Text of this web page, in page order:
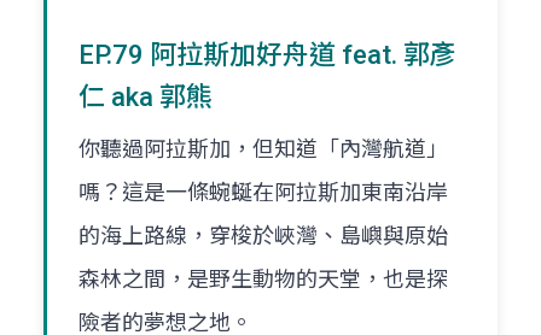
EP.79 阿拉斯加好舟道 feat. 郭彥
仁 aka 郭熊
你聽過阿拉斯加，但知道「內灣航道」
嗎？這是一條蜿蜒在阿拉斯加東南沿岸
的海上路線，穿梭於峽灣、島嶼與原始
森林之間，是野生動物的天堂，也是探
險者的夢想之地。